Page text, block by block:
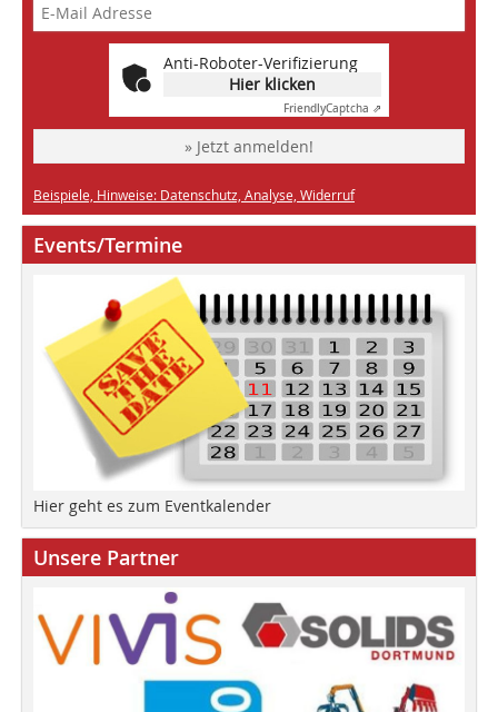
Anti-Roboter-Verifizierung
Hier klicken
FriendlyCaptcha ⇗
» Jetzt anmelden!
Beispiele, Hinweise: Datenschutz, Analyse, Widerruf
Events/Termine
Hier geht es zum Eventkalender
Unsere Partner